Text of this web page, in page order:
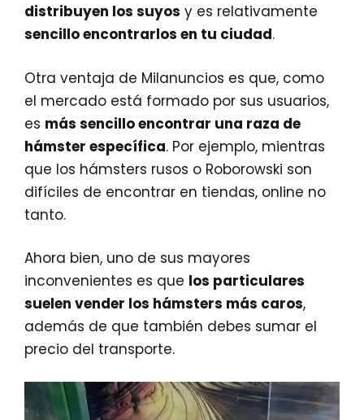
distribuyen los suyos y es relativamente
sencillo encontrarlos en tu ciudad.
Otra ventaja de Milanuncios es que, como
el mercado está formado por sus usuarios,
es más sencillo encontrar una raza de
hámster específica. Por ejemplo, mientras
que los hámsters rusos o Roborowski son
difíciles de encontrar en tiendas, online no
tanto.
Ahora bien, uno de sus mayores
inconvenientes es que los particulares
suelen vender los hámsters más caros,
además de que también debes sumar el
precio del transporte.